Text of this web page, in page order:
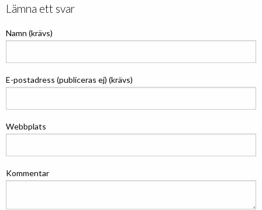
Lämna ett svar
Namn (krävs)
E-postadress (publiceras ej) (krävs)
Webbplats
Kommentar